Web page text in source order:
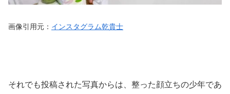
画像引用元： インスタグラム乾貴士
それでも投稿された写真からは、整った顔立ちの少年であ